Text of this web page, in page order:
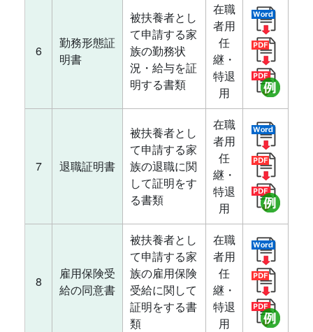
6
勤務形態証
明書
被扶養者とし
て申請する家
族の勤務状
況・給与を証
明する書類
在職
者用
任
継・
特退
用
7 退職証明書
被扶養者とし
て申請する家
族の退職に関
して証明をす
る書類
在職
者用
任
継・
特退
用
8
雇用保険受
給の同意書
被扶養者とし
て申請する家
族の雇用保険
受給に関して
証明をする書
類
在職
者用
任
継・
特退
用